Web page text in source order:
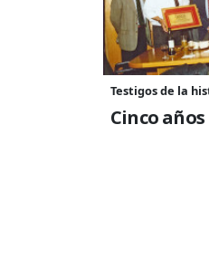
Testigos de la
Cinco